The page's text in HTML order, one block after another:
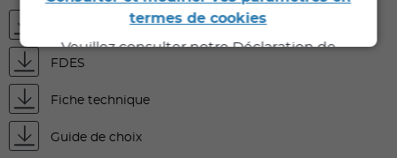
FDES
Fiche technique
Guide de choix
termes de cookies
Veuillez consulter notre Déclaration de
Confidentialité pour de plus amples